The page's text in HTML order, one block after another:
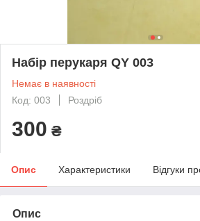
Набір перукаря QY 003
Немає в наявності
Код: 003
Роздріб
300 ₴
Опис Характеристики Відгуки
Опис